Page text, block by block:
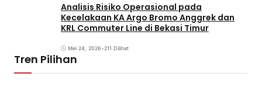
Analisis Risiko Operasional pada
Kecelakaan KA Argo Bromo Anggrek dan
KRL Commuter Line di Bekasi Timur
Mei 24, 2026•211 Dilihat
Tren Pilihan